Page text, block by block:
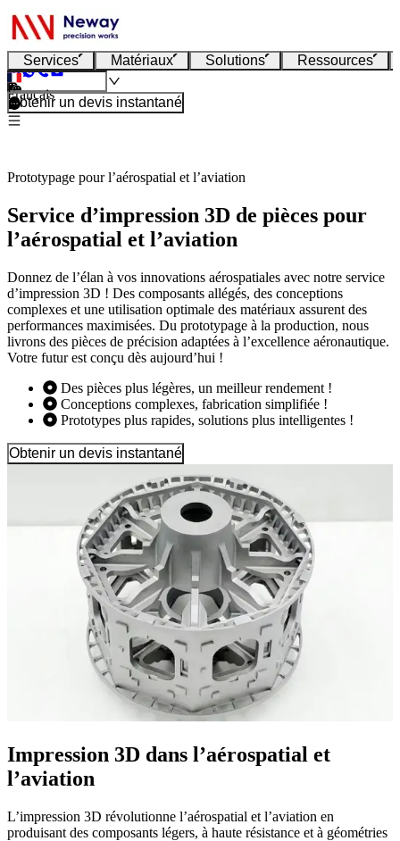
Services Matériaux Solutions Ressources
Français
Obtenir un devis instantané
Prototypage pour l’aérospatial et l’aviation
Service d’impression 3D de pièces pour
l’aérospatial et l’aviation
Donnez de l’élan à vos innovations aérospatiales avec notre service
d’impression 3D ! Des composants allégés, des conceptions
complexes et une utilisation optimale des matériaux assurent des
performances maximisées. Du prototypage à la production, nous
livrons des pièces de précision adaptées à l’excellence aéronautique.
Votre futur est conçu dès aujourd’hui !
Des pièces plus légères, un meilleur rendement !
Conceptions complexes, fabrication simplifiée !
Prototypes plus rapides, solutions plus intelligentes !
Obtenir un devis instantané
Impression 3D dans l’aérospatial et
l’aviation
L’impression 3D révolutionne l’aérospatial et l’aviation en
produisant des composants légers, à haute résistance et à géométries